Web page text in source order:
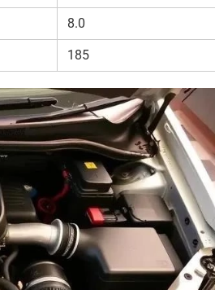
8.0
185